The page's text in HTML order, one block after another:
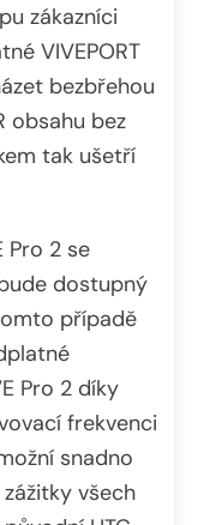
zákazníci
VIVEPORT
bezbřehou
obsahu bez
tak ušetří
Pro 2 se
dostupný
případě
Pro 2 díky
frekvenci
snadno
všech